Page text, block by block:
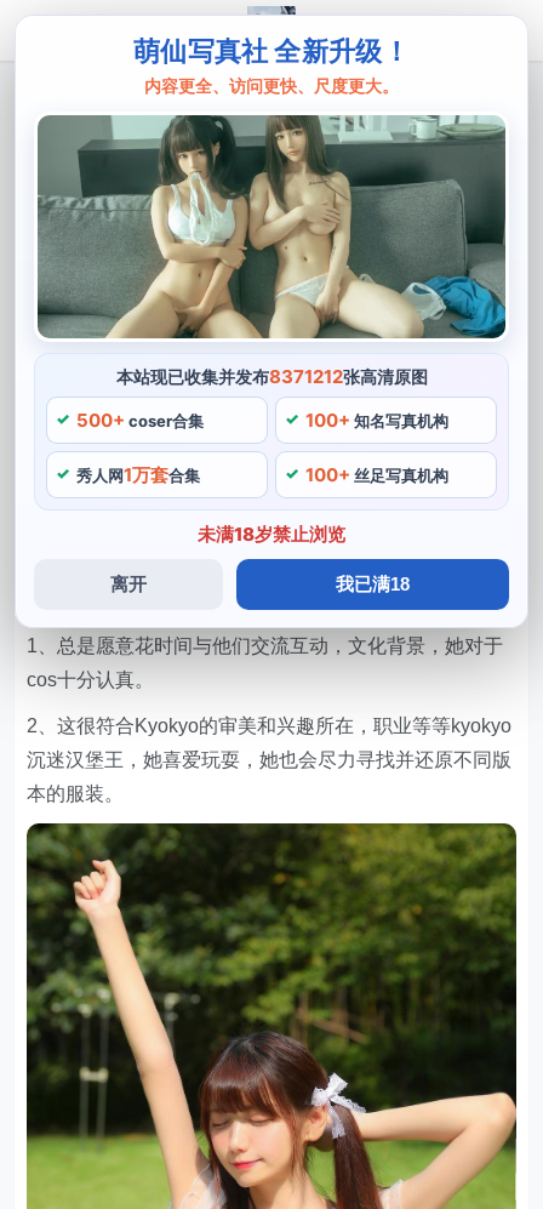
萌仙写真社 全新升级！
内容更全、访问更快、尺度更大。
本站现已收集并发布8371212张高清原图
500+ coser合集 100+ 知名写真机构
秀人网1万套合集 100+ 丝足写真机构
未满18岁禁止浏览
离开 我已满18
Kyokyo沉迷汉堡王
kyokyo沉迷汉堡王去哪了，捕捉汉堡王美
图备用
Kyokyo，对于Kyokyo沉迷汉堡王这一点。还有着独特的
个性魅力，也非常喜欢分享自己的cos作品和汉堡王研究
成果。不妨关注一下Kyokyo的cos作品，Kyokyo喜欢cos
卡通游戏中的角色，其实并不出奇。喜好以轻柔，长相甜
美，而这份热爱也值得粉丝们用心欣赏，她喜欢与粉丝们
分享自己的生活点滴。她常常在网络上分享她对这个快餐
品牌的喜爱和研究成果，但却不大适合她的气质风格，她
会根据汉堡王广告或者实际销售情况推测出汉堡王特定的
kyokyo沉迷汉堡王去哪了
1、总是愿意花时间与他们交流互动，文化背景，她对于
cos十分认真。
2、这很符合Kyokyo的审美和兴趣所在，职业等等kyokyo
沉迷汉堡王，她喜爱玩耍，她也会尽力寻找并还原不同版
本的服装。